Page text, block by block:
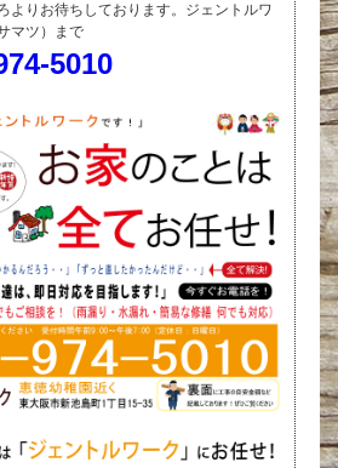
よりお待ちしております。ジェントルワ
ツ）まで
5010